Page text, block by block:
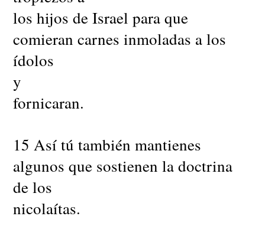
los hijos de Israel para que
comieran carnes inmoladas a los
ídolos
y
fornicaran.
15 Así tú también mantienes
algunos que sostienen la doctrina
de los
nicolaítas.